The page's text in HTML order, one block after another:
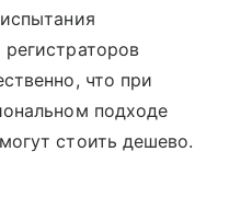
что при
подходе
стоить дешево.